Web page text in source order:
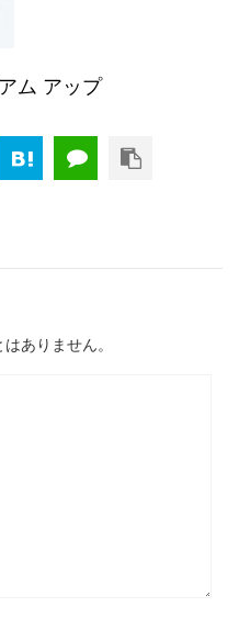
ム アップ
ありません。